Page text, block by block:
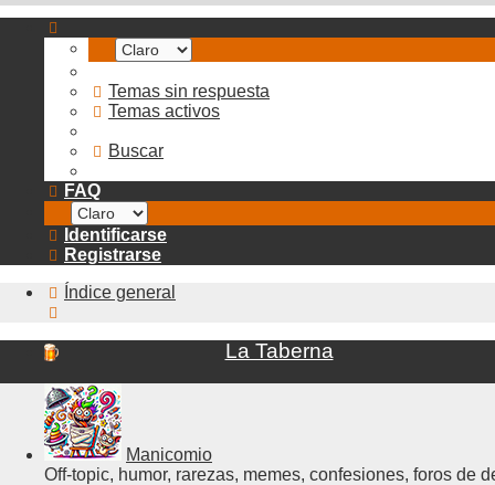
Temas sin respuesta
Temas activos
Buscar
FAQ
Identificarse
Registrarse
Índice general
La Taberna
Manicomio
Off-topic, humor, rarezas, memes, confesiones, foros de